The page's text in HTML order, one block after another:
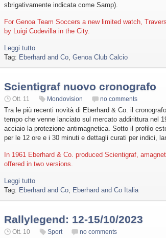
sbrigativamente indicata come Samp).
For Genoa Team Soccers a new limited watch,
by Luigi Codevilla in the City.
Leggi tutto
Tag: Eberhard and Co Genoa Club Calcio
Scientigraf nuovo cronografo
Ott. 11 Mondovision no comments
Tra le più recenti novità di Eberhard & Co. il
tempo che venne lanciato sul mercato addirittura nel
acciaio la protezione antimagnetica. Sotto il profilo
per le 12 ore e i 30 minuti e dettagli curati per indici,
In 1961 Eberhard & Co. produced Scientigraf,
offered in two versions.
Leggi tutto
Tag: Eberhard and Co Eberhard and Co Italia
Rallylegend: 12-15/10/2023
Ott. 10 Sport no comments